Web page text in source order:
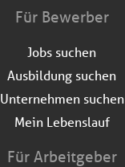
Für Bewerber
Jobs suchen
Ausbildung suchen
Unternehmen suchen
Mein Lebenslauf
Für Arbeitgeber